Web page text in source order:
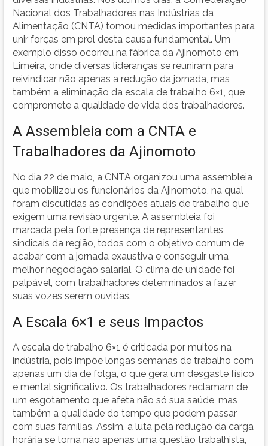
Nacional dos Trabalhadores nas Indústrias da
Alimentação (CNTA) tomou medidas importantes para
unir forças em prol desta causa fundamental. Um
exemplo disso ocorreu na fábrica da Ajinomoto em
Limeira, onde diversas lideranças se reuniram para
reivindicar não apenas a redução da jornada, mas
também a eliminação da escala de trabalho 6×1, que
compromete a qualidade de vida dos trabalhadores.
A Assembleia com a CNTA e
Trabalhadores da Ajinomoto
No dia 22 de maio, a CNTA organizou uma assembleia
que mobilizou os funcionários da Ajinomoto, na qual
foram discutidas as condições atuais de trabalho que
exigem uma revisão urgente. A assembleia foi
marcada pela forte presença de representantes
sindicais da região, todos com o objetivo comum de
acabar com a jornada exaustiva e conseguir uma
melhor negociação salarial. O clima de unidade foi
palpável, com trabalhadores determinados a fazer
suas vozes serem ouvidas.
A Escala 6×1 e seus Impactos
A escala de trabalho 6×1 é criticada por muitos na
indústria, pois impõe longas semanas de trabalho com
apenas um dia de folga, o que gera um desgaste físico
e mental significativo. Os trabalhadores reclamam de
um esgotamento que afeta não só sua saúde, mas
também a qualidade do tempo que podem passar
com suas famílias. Assim, a luta pela redução da carga
horária se torna não apenas uma questão trabalhista,